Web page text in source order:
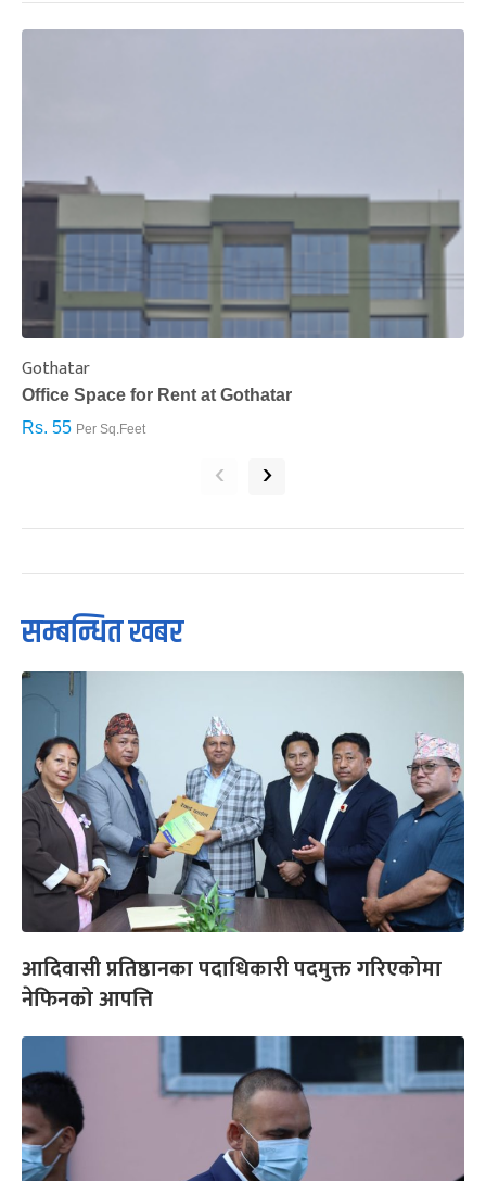
Gothatar
Office Space for Rent at Gothatar
Rs. 55 Per Sq.Feet
‹ ›
सम्बन्धित खबर
आदिवासी प्रतिष्ठानका पदाधिकारी पदमुक्त गरिएकोमा
नेफिनको आपत्ति